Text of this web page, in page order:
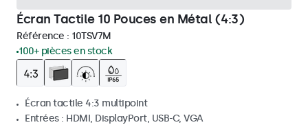
Écran Tactile 10 Pouces en Métal (4:3)
Référence : 10TSV7M
100+ pièces en stock
Écran tactile 4:3 multipoint
Entrées : HDMI, DisplayPort, USB-C, VGA